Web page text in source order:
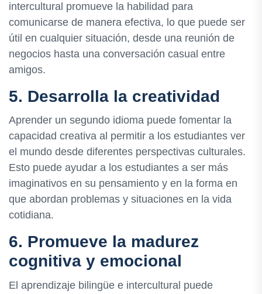
intercultural promueve la habilidad para
comunicarse de manera efectiva, lo que puede ser
útil en cualquier situación, desde una reunión de
negocios hasta una conversación casual entre
amigos.
5. Desarrolla la creatividad
Aprender un segundo idioma puede fomentar la
capacidad creativa al permitir a los estudiantes ver
el mundo desde diferentes perspectivas culturales.
Esto puede ayudar a los estudiantes a ser más
imaginativos en su pensamiento y en la forma en
que abordan problemas y situaciones en la vida
cotidiana.
6. Promueve la madurez
cognitiva y emocional
El aprendizaje bilingüe e intercultural puede